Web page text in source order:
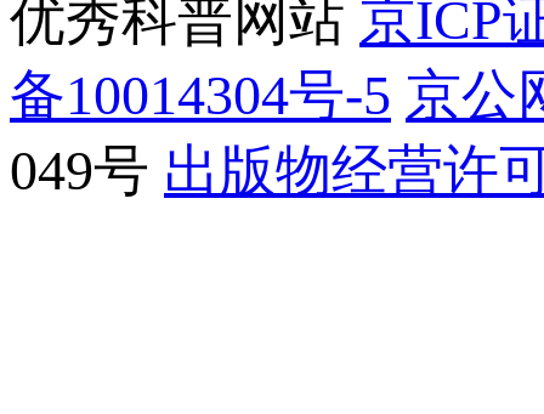
优秀科普网站 京ICP
备10014304号-5 京公
049号 出版物经营许